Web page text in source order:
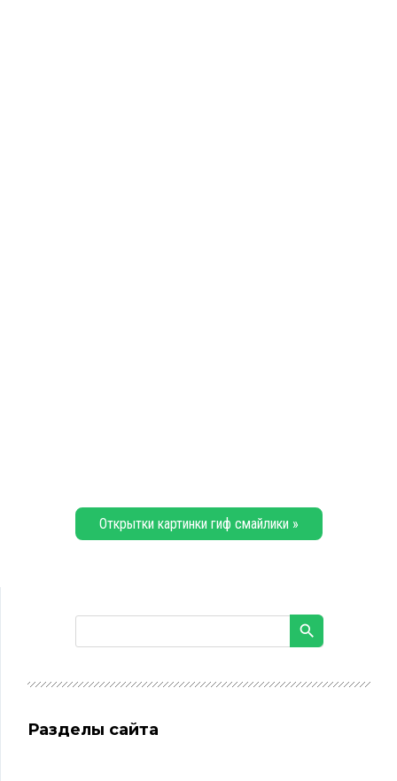
Открытки картинки гиф смайлики »
Разделы сайта